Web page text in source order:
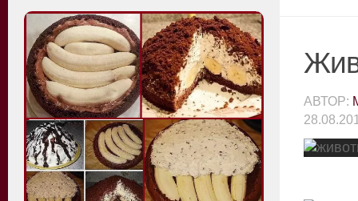
АВТОР: